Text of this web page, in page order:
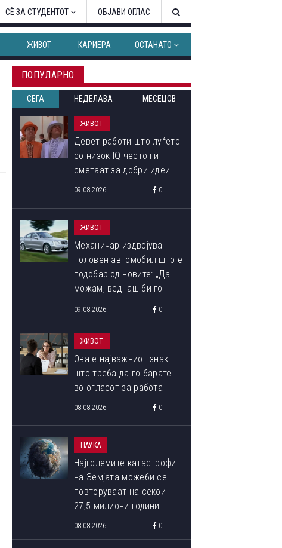
СЀ ЗА СТУДЕНТОТ ОБЈАВИ ОГЛАС
ЖИВОТ КАРИЕРА ОСТАНАТО
ПОПУЛАРНО
СЕГА НЕДЕЛАВА МЕСЕЦОВ
ЖИВОТ
Девет работи што луѓето
со низок IQ често ги
сметаат за добри идеи
09.08.2026 0
ЖИВОТ
Механичар издвојува
половен автомобил што е
подобар од новите: „Да
можам, веднаш би го
09.08.2026 0
ЖИВОТ
Ова е најважниот знак
што треба да го барате
во огласот за работа
08.08.2026 0
НАУКА
Најголемите катастрофи
на Земјата можеби се
повторуваат на секои
27,5 милиони години
08.08.2026 0